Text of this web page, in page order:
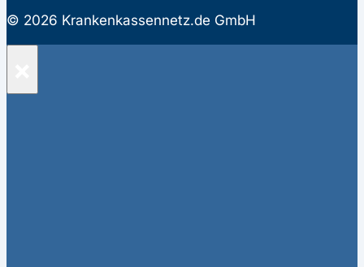
© 2026 Krankenkassennetz.de GmbH